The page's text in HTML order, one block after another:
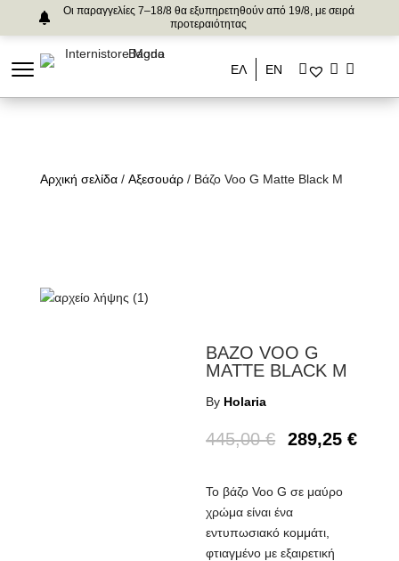
Οι παραγγελίες 7–18/8 θα εξυπηρετηθούν από 19/8, με σειρά
προτεραιότητας
ΕΛ ΕΝ
Αρχική σελίδα/ Αξεσουάρ/ Βάζο Voo G Matte Black M
ΒΑΖΟ VOO G
MATTE BLACK M
By Holaria
445,00€ 289,25€
Το βάζο Voo G σε μαύρο
χρώμα είναι ένα
εντυπωσιακό κομμάτι,
φτιαγμένο με εξαιρετική